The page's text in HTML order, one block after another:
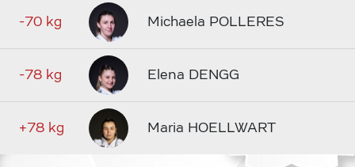
-70 kg Michaela POLLERES
-78 kg Elena DENGG
+78 kg Maria HOELLWART